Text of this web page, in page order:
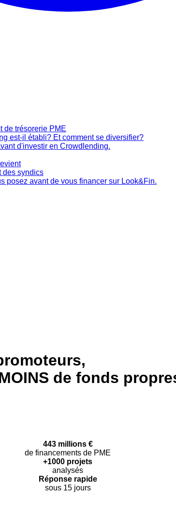
de trésorerie PME
est-il établi? Et comment se diversifier?
d'investir en Crowdlending.
des syndics
posez avant de vous financer sur Look&Fin.
de fonds
443 millions €
de financements de PME
+1000 projets
analysés
Réponse rapide
sous 15 jours